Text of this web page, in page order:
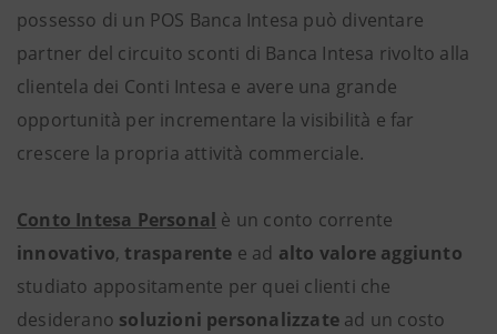
possesso di un POS Banca Intesa può diventare
partner del circuito sconti di Banca Intesa rivolto alla
clientela dei Conti Intesa e avere una grande
opportunità per incrementare la visibilità e far
crescere la propria attività commerciale.
Conto Intesa Personal è un conto corrente
innovativo, trasparente e ad alto valore aggiunto
studiato appositamente per quei clienti che
desiderano soluzioni personalizzate ad un costo